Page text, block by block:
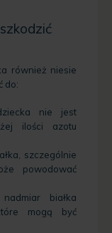
również niesie
do:
nie jest
ilości azotu
szczególnie
powodować
białka
mogą być